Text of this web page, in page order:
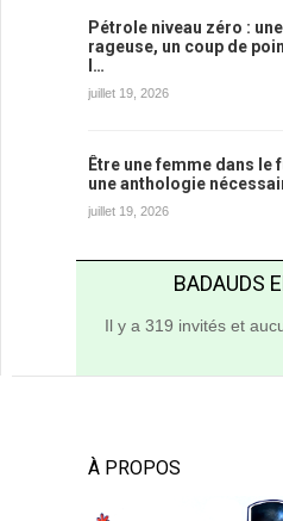
Pétrole niveau zéro :
rageuse, un coup de
l…
juillet 19, 2026
Être une femme dans le
une anthologie
juillet 19, 2026
BADAUDS
Il y a 319 invités et
À PROPOS